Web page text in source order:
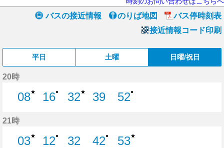
バスの接近情報 のりば地図
バス停時刻表
接近情報コード印刷
平日 土曜 日曜/祝日
20時
08★
16●
32★
39
52●
21時
03★
12●
32
42●
53★